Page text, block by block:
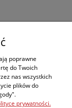
CH22
2,45 zł
Cena netto:
do koszyka
poprawne
do Twoich
nas wszystkich
plików do
prywatności.